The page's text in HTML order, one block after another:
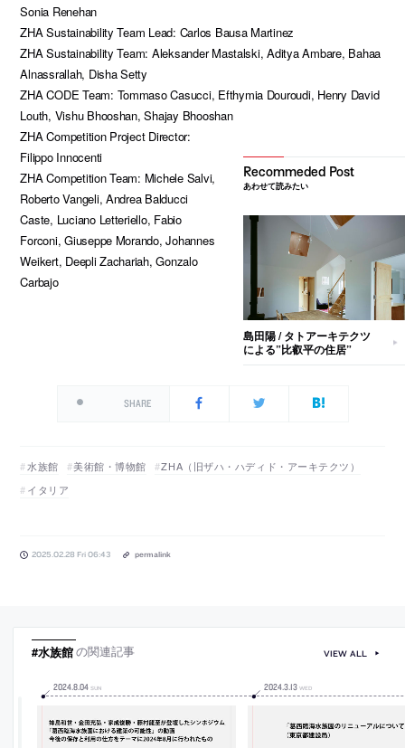
Sonia Renehan
ZHA Sustainability Team Lead: Carlos Bausa Martinez
ZHA Sustainability Team: Aleksander Mastalski, Aditya Ambare, Bahaa
Alnassrallah, Disha Setty
ZHA CODE Team: Tommaso Casucci, Efthymia Douroudi, Henry David
Louth, Vishu Bhooshan, Shajay Bhooshan
ZHA Competition Project Director:
Filippo Innocenti
ZHA Competition Team: Michele Salvi,
Roberto Vangeli, Andrea Balducci
Caste, Luciano Letteriello, Fabio
Forconi, Giuseppe Morando, Johannes
Weikert, Deepli Zachariah, Gonzalo
Carbajo
あわせて読みたい
島田陽 / タトアーキテクツ
による”比叡平の住居”
SHARE
水族館 美術館・博物館
ZHA（旧ザハ・ハディド・アーキテクツ）
イタリア
2025.02.28 Fri 06:43 permalink
#水族館の関連記事
2024.8.04 SUN 2024.3.13 WED
VIEW ALL